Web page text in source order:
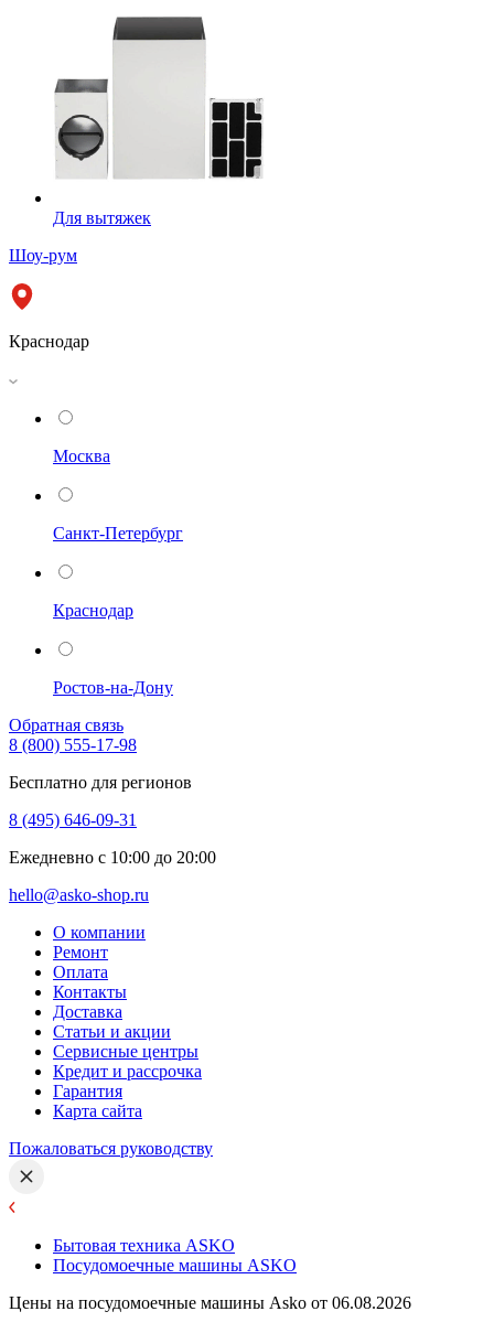
Для вытяжек
Шоу-рум
Краснодар
Москва
Санкт-Петербург
Краснодар
Ростов-на-Дону
Обратная связь
8 (800) 555-17-98
Бесплатно для регионов
8 (495) 646-09-31
Ежедневно с 10:00 до 20:00
hello@asko-shop.ru
О компании
Ремонт
Оплата
Контакты
Доставка
Статьи и акции
Сервисные центры
Кредит и рассрочка
Гарантия
Карта сайта
Пожаловаться руководству
Бытовая техника ASKO
Посудомоечные машины ASKO
Цены на посудомоечные машины Asko от 06.08.2026